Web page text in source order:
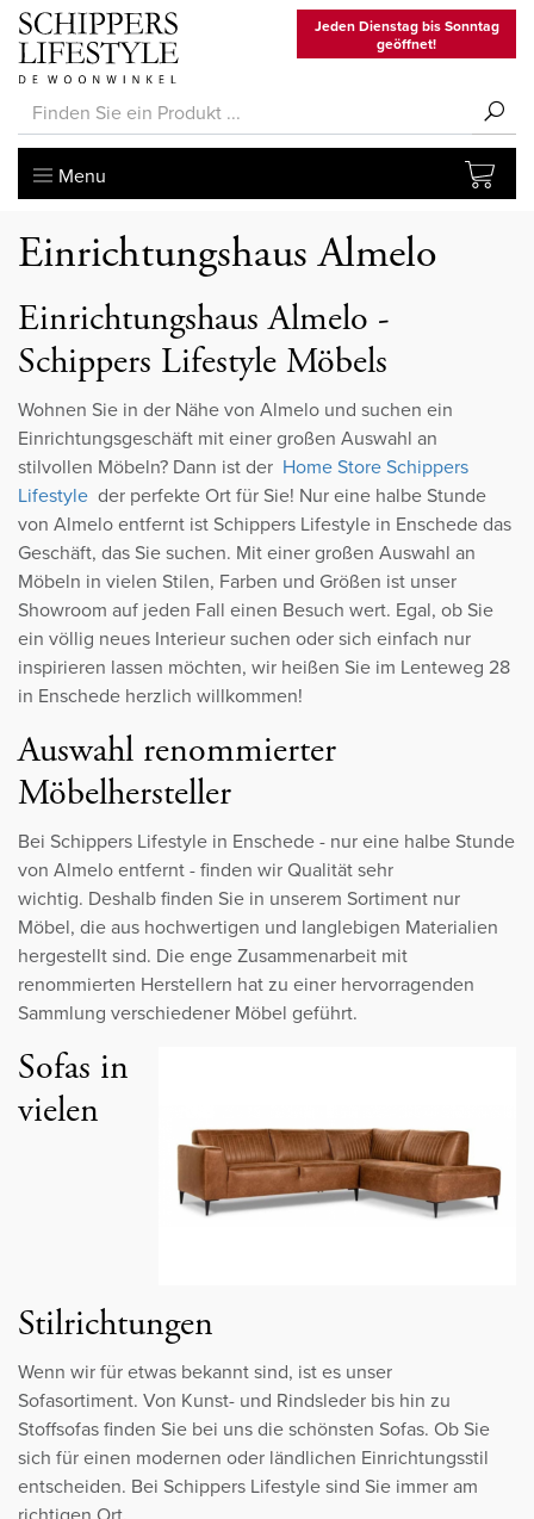
Jeden Dienstag bis Sonntag
geöffnet!
Menu
Einrichtungshaus Almelo
Einrichtungshaus Almelo -
Schippers Lifestyle Möbels
Wohnen Sie in der Nähe von Almelo und suchen ein
Einrichtungsgeschäft mit einer großen Auswahl an
stilvollen Möbeln? Dann ist der Home Store Schippers
Lifestyle der perfekte Ort für Sie! Nur eine halbe Stunde
von Almelo entfernt ist Schippers Lifestyle in Enschede das
Geschäft, das Sie suchen. Mit einer großen Auswahl an
Möbeln in vielen Stilen, Farben und Größen ist unser
Showroom auf jeden Fall einen Besuch wert. Egal, ob Sie
ein völlig neues Interieur suchen oder sich einfach nur
inspirieren lassen möchten, wir heißen Sie im Lenteweg 28
in Enschede herzlich willkommen!
Auswahl renommierter
Möbelhersteller
Bei Schippers Lifestyle in Enschede - nur eine halbe Stunde
von Almelo entfernt - finden wir Qualität sehr
wichtig. Deshalb finden Sie in unserem Sortiment nur
Möbel, die aus hochwertigen und langlebigen Materialien
hergestellt sind. Die enge Zusammenarbeit mit
renommierten Herstellern hat zu einer hervorragenden
Sammlung verschiedener Möbel geführt.
Sofas in
vielen
Stilrichtungen
Wenn wir für etwas bekannt sind, ist es unser
Sofasortiment. Von Kunst- und Rindsleder bis hin zu
Stoffsofas finden Sie bei uns die schönsten Sofas. Ob Sie
sich für einen modernen oder ländlichen Einrichtungsstil
entscheiden. Bei Schippers Lifestyle sind Sie immer am